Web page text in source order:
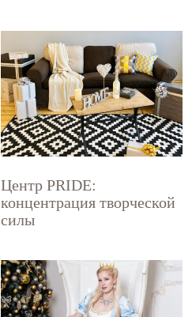
Центр PRIDE:
концентрация творческой
силы